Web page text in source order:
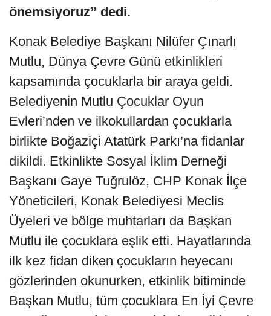
önemsiyoruz” dedi.
Konak Belediye Başkanı Nilüfer Çınarlı
Mutlu, Dünya Çevre Günü etkinlikleri
kapsamında çocuklarla bir araya geldi.
Belediyenin Mutlu Çocuklar Oyun
Evleri’nden ve ilkokullardan çocuklarla
birlikte Boğaziçi Atatürk Parkı’na fidanlar
dikildi. Etkinlikte Sosyal İklim Derneği
Başkanı Gaye Tuğrulöz, CHP Konak İlçe
Yöneticileri, Konak Belediyesi Meclis
Üyeleri ve bölge muhtarları da Başkan
Mutlu ile çocuklara eşlik etti. Hayatlarında
ilk kez fidan diken çocukların heyecanı
gözlerinden okunurken, etkinlik bitiminde
Başkan Mutlu, tüm çocuklara En İyi Çevre